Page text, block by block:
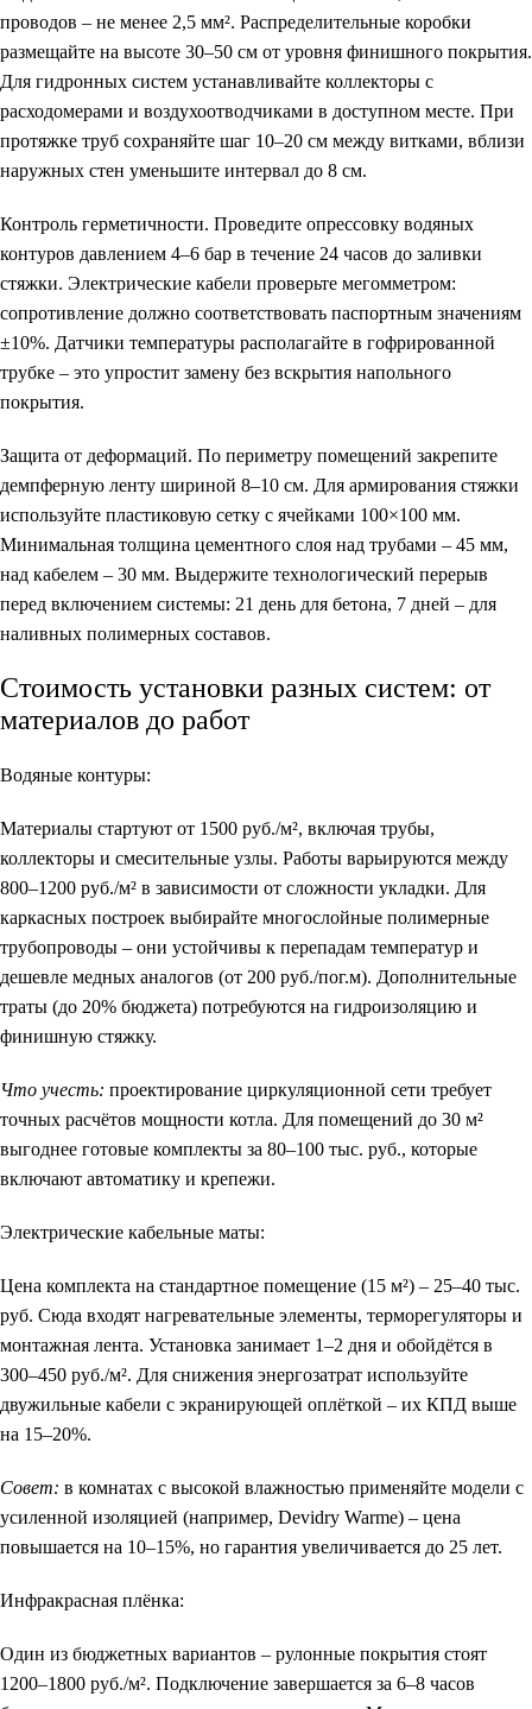
проводов – не менее 2,5 мм². Распределительные коробки
размещайте на высоте 30–50 см от уровня финишного покрытия.
Для гидронных систем устанавливайте коллекторы с
расходомерами и воздухоотводчиками в доступном месте. При
протяжке труб сохраняйте шаг 10–20 см между витками, вблизи
наружных стен уменьшите интервал до 8 см.
Контроль герметичности. Проведите опрессовку водяных
контуров давлением 4–6 бар в течение 24 часов до заливки
стяжки. Электрические кабели проверьте мегомметром:
сопротивление должно соответствовать паспортным значениям
±10%. Датчики температуры располагайте в гофрированной
трубке – это упростит замену без вскрытия напольного
покрытия.
Защита от деформаций. По периметру помещений закрепите
демпферную ленту шириной 8–10 см. Для армирования стяжки
используйте пластиковую сетку с ячейками 100×100 мм.
Минимальная толщина цементного слоя над трубами – 45 мм,
над кабелем – 30 мм. Выдержите технологический перерыв
перед включением системы: 21 день для бетона, 7 дней – для
наливных полимерных составов.
Стоимость установки разных систем: от
материалов до работ
Водяные контуры:
Материалы стартуют от 1500 руб./м², включая трубы,
коллекторы и смесительные узлы. Работы варьируются между
800–1200 руб./м² в зависимости от сложности укладки. Для
каркасных построек выбирайте многослойные полимерные
трубопроводы – они устойчивы к перепадам температур и
дешевле медных аналогов (от 200 руб./пог.м). Дополнительные
траты (до 20% бюджета) потребуются на гидроизоляцию и
финишную стяжку.
Что учесть: проектирование циркуляционной сети требует
точных расчётов мощности котла. Для помещений до 30 м²
выгоднее готовые комплекты за 80–100 тыс. руб., которые
включают автоматику и крепежи.
Электрические кабельные маты:
Цена комплекта на стандартное помещение (15 м²) – 25–40 тыс.
руб. Сюда входят нагревательные элементы, терморегуляторы и
монтажная лента. Установка занимает 1–2 дня и обойдётся в
300–450 руб./м². Для снижения энергозатрат используйте
двужильные кабели с экранирующей оплёткой – их КПД выше
на 15–20%.
Совет: в комнатах с высокой влажностью применяйте модели с
усиленной изоляцией (например, Devidry Warme) – цена
повышается на 10–15%, но гарантия увеличивается до 25 лет.
Инфракрасная плёнка:
Один из бюджетных вариантов – рулонные покрытия стоят
1200–1800 руб./м². Подключение завершается за 6–8 часов